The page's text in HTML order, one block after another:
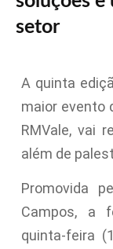
setor
A quinta
maior evento
RMVale, vai
além de
Promovida
Campos, a
quinta-feira